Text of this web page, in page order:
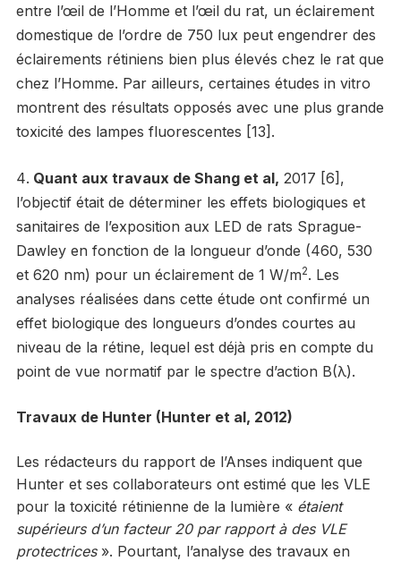
entre l’œil de l’Homme et l’œil du rat, un éclairement
domestique de l’ordre de 750 lux peut engendrer des
éclairements rétiniens bien plus élevés chez le rat que
chez l’Homme. Par ailleurs, certaines études in vitro
montrent des résultats opposés avec une plus grande
toxicité des lampes fluorescentes [13].
Quant aux travaux de Shang et al, 2017 [6],
l’objectif était de déterminer les effets biologiques et
sanitaires de l’exposition aux LED de rats Sprague-
Dawley en fonction de la longueur d’onde (460, 530
et 620 nm) pour un éclairement de 1 W/m2. Les
analyses réalisées dans cette étude ont confirmé un
effet biologique des longueurs d’ondes courtes au
niveau de la rétine, lequel est déjà pris en compte du
point de vue normatif par le spectre d’action B(λ).
Travaux de Hunter (Hunter et al, 2012)
Les rédacteurs du rapport de l’Anses indiquent que
Hunter et ses collaborateurs ont estimé que les VLE
pour la toxicité rétinienne de la lumière « étaient
supérieurs d’un facteur 20 par rapport à des VLE
protectrices». Pourtant, l’analyse des travaux en